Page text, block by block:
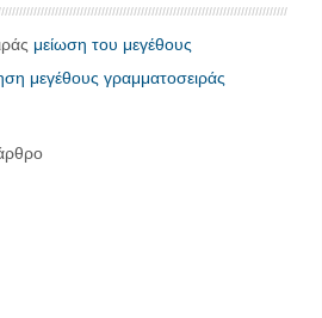
μείωση του μεγέθους
μεγέθους γραμματοσειράς